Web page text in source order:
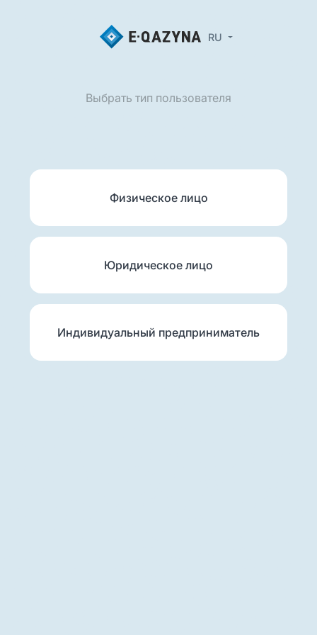
RU
Выбрать тип пользователя
Физическое лицо
Юридическое лицо
Индивидуальный предприниматель